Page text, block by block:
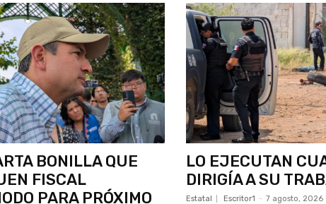
BONILLA QUE
FISCAL
PARA PRÓXIMO
LO EJECUTAN
DIRIGÍA A SU
Estatal Escritor1 - 7 agosto, 2026